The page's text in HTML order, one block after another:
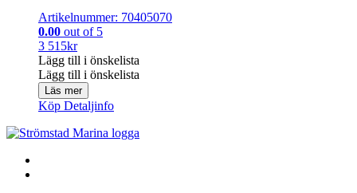
Artikelnummer: 70405070
0.00 out of 5
3 515kr
Lägg till i önskelista
Lägg till i önskelista
Läs mer
Köp Detaljinfo